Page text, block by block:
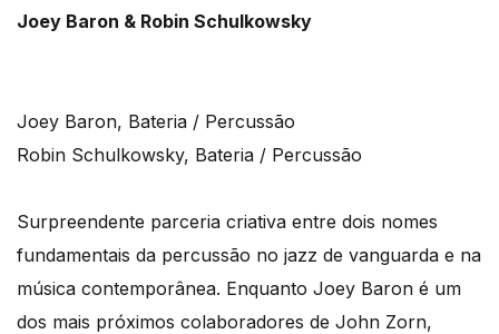
Joey Baron & Robin Schulkowsky
Joey Baron, Bateria / Percussão
Robin Schulkowsky, Bateria / Percussão
Surpreendente parceria criativa entre dois nomes
fundamentais da percussão no jazz de vanguarda e na
música contemporânea. Enquanto Joey Baron é um
dos mais próximos colaboradores de John Zorn,